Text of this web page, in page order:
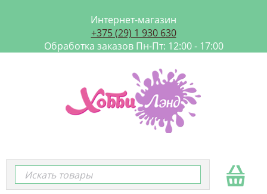
Интернет-магазин
+375 (29) 1 930 630
Обработка заказов Пн-Пт: 12:00 - 17:00